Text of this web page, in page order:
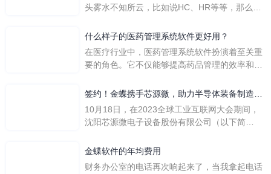
头雾水不知所云，比如说HC、HR等等，那么它
么呢？
什么样子的医药管理系统软件更好用？
在医疗行业中，医药管理系统软件扮演着至关重
要的角色。它不仅能够提高药品管理的效率和准
一个好用的医药管理系统软件应具备以下特点。
地进行操作。 复杂的
签约！金蝶携手芯源微，助力半导体装备制造领
先企业迈向世界
10月18日，在2023全球工业互联网大会期间，
沈阳芯源微电子设备股份有限公司（以下简
下简称“金蝶”）在辽宁沈阳签署战略合作协议。
金蝶软件的年均费用
财务办公室的电话再次响起来了，当我拿起电话